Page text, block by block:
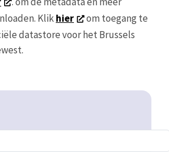
Klikhier
om toegang te
datastore voor het Brussels